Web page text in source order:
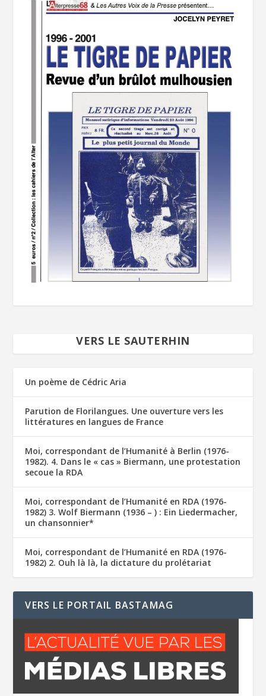
VERS LE SAUTERHIN
Un poème de Cédric Aria
Parution de Florilangues. Une ouverture vers les
littératures en langues de France
Moi, correspondant de l’Humanité à Berlin (1976-
1982). 4. Dans le « cas » Biermann, une protestation
secoue la RDA
Moi, correspondant de l’Humanité en RDA (1976-
1982) 3. Wolf Biermann (1936 – ) : Ein Liedermacher,
un chansonnier*
Moi, correspondant de l’Humanité en RDA (1976-
1982) 2. Ouh là là, la dictature du prolétariat
VERS LE PORTAIL BASTAMAG